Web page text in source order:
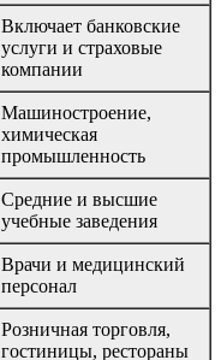
Включает банковские
услуги и страховые
компании
Машиностроение,
химическая
промышленность
Средние и высшие
учебные заведения
Врачи и медицинский
персонал
Розничная торговля,
гостиницы, рестораны